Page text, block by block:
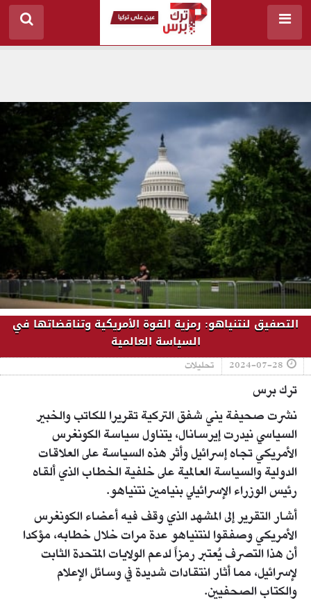
التصفيق لنتنياهو: رمزية القوة الأمريكية وتناقضاتها في
السياسة العالمية
2024-07-28 تحليلات
ترك برس
نشرت صحيفة يني شفق التركية تقريرا للكاتب والخبير
السياسي نيدرت إيرسانال، يتناول سياسة الكونغرس
الأمريكي تجاه إسرائيل وأثر هذه السياسة على العلاقات
الدولية والسياسة العالمية على خلفية الخطاب الذي ألقاه
رئيس الوزراء الإسرائيلي بنيامين نتنياهو.
أشار التقرير إلى المشهد الذي وقف فيه أعضاء الكونغرس
الأمريكي وصفقوا لنتنياهو عدة مرات خلال خطابه، مؤكدا
أن هذا التصرف يُعتبر رمزاً لدعم الولايات المتحدة الثابت
لإسرائيل، مما أثار انتقادات شديدة في وسائل الإعلام
والكتاب الصحفيين.